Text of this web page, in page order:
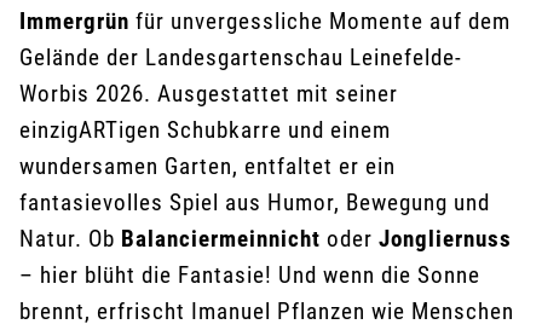
Immergrün für unvergessliche Momente auf dem
Gelände der Landesgartenschau Leinefelde-
Worbis 2026. Ausgestattet mit seiner
einzigARTigen Schubkarre und einem
wundersamen Garten, entfaltet er ein
fantasievolles Spiel aus Humor, Bewegung und
Natur. Ob Balanciermeinnicht oder Jongliernuss
– hier blüht die Fantasie! Und wenn die Sonne
brennt, erfrischt Imanuel Pflanzen wie Menschen